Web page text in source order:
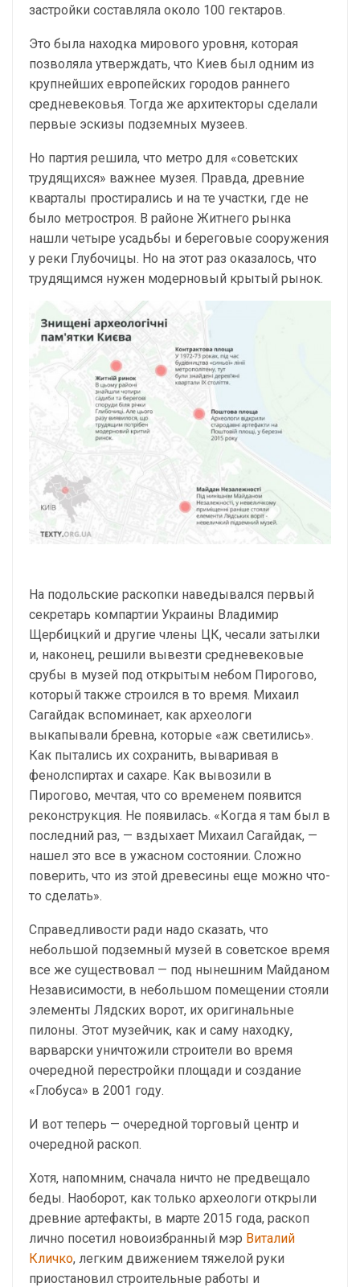
застройки составляла около 100 гектаров.
Это была находка мирового уровня, которая
позволяла утверждать, что Киев был одним из
крупнейших европейских городов раннего
средневековья. Тогда же архитекторы сделали
первые эскизы подземных музеев.
Но партия решила, что метро для «советских
трудящихся» важнее музея. Правда, древние
кварталы простирались и на те участки, где не
было метростроя. В районе Житнего рынка
нашли четыре усадьбы и береговые сооружения
у реки Глубочицы. Но на этот раз оказалось, что
трудящимся нужен модерновый крытый рынок.
На подольские раскопки наведывался первый
секретарь компартии Украины Владимир
Щербицкий и другие члены ЦК, чесали затылки
и, наконец, решили вывезти средневековые
срубы в музей под открытым небом Пирогово,
который также строился в то время. Михаил
Сагайдак вспоминает, как археологи
выкапывали бревна, которые «аж светились».
Как пытались их сохранить, вываривая в
фенолспиртах и сахаре. Как вывозили в
Пирогово, мечтая, что со временем появится
реконструкция. Не появилась. «Когда я там был в
последний раз, — вздыхает Михаил Сагайдак, —
нашел это все в ужасном состоянии. Сложно
поверить, что из этой древесины еще можно что-
то сделать».
Справедливости ради надо сказать, что
небольшой подземный музей в советское время
все же существовал — под нынешним Майданом
Независимости, в небольшом помещении стояли
элементы Лядских ворот, их оригинальные
пилоны. Этот музейчик, как и саму находку,
варварски уничтожили строители во время
очередной перестройки площади и создание
«Глобуса» в 2001 году.
И вот теперь — очередной торговый центр и
очередной раскоп.
Хотя, напомним, сначала ничто не предвещало
беды. Наоборот, как только археологи открыли
древние артефакты, в марте 2015 года, раскоп
лично посетил новоизбранный мэр Виталий
Кличко, легким движением тяжелой руки
приостановил строительные работы и